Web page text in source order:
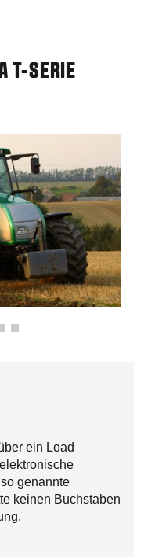
T-SERIE
ein Load
genannte
keinen Buchstaben